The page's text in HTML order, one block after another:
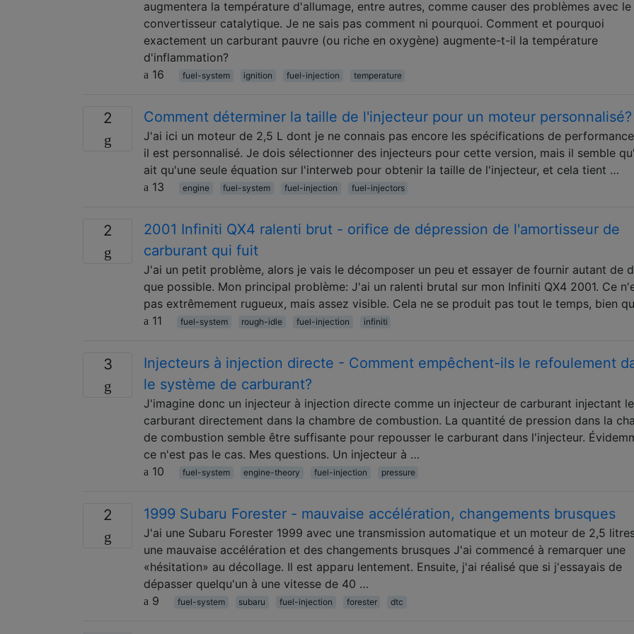
augmentera la température d'allumage, entre autres, comme causer des problèmes avec le
convertisseur catalytique. Je ne sais pas comment ni pourquoi. Comment et pourquoi
exactement un carburant pauvre (ou riche en oxygène) augmente-t-il la température
d'inflammation?
16
fuel-system ignition fuel-injection temperature
2 Comment déterminer la taille de l'injecteur pour un moteur personnalisé?
J'ai ici un moteur de 2,5 L dont je ne connais pas encore les spécifications de
il est personnalisé. Je dois sélectionner des injecteurs pour cette version, mais il semble
ait qu'une seule équation sur l'interweb pour obtenir la taille de l'injecteur, et cela tient …
13
engine fuel-system fuel-injection fuel-injectors
2
2001 Infiniti QX4 ralenti brut - orifice de dépression de l'amortisseur de
carburant qui fuit
J'ai un petit problème, alors je vais le décomposer un peu et essayer de fournir autant de
que possible. Mon principal problème: J'ai un ralenti brutal sur mon Infiniti QX4 2001. Ce
pas extrêmement rugueux, mais assez visible. Cela ne se produit pas tout le temps, bien
11
fuel-system rough-idle fuel-injection infiniti
3
Injecteurs à injection directe - Comment empêchent-ils le refoulement
le système de carburant?
J'imagine donc un injecteur à injection directe comme un injecteur de carburant injectant le
carburant directement dans la chambre de combustion. La quantité de pression dans la
de combustion semble être suffisante pour repousser le carburant dans l'injecteur.
ce n'est pas le cas. Mes questions. Un injecteur à …
10
fuel-system engine-theory fuel-injection pressure
2 1999 Subaru Forester - mauvaise accélération, changements brusques
J'ai une Subaru Forester 1999 avec une transmission automatique et un moteur de 2,5
une mauvaise accélération et des changements brusques J'ai commencé à remarquer une
«hésitation» au décollage. Il est apparu lentement. Ensuite, j'ai réalisé que si j'essayais de
dépasser quelqu'un à une vitesse de 40 …
9
fuel-system subaru fuel-injection forester dtc